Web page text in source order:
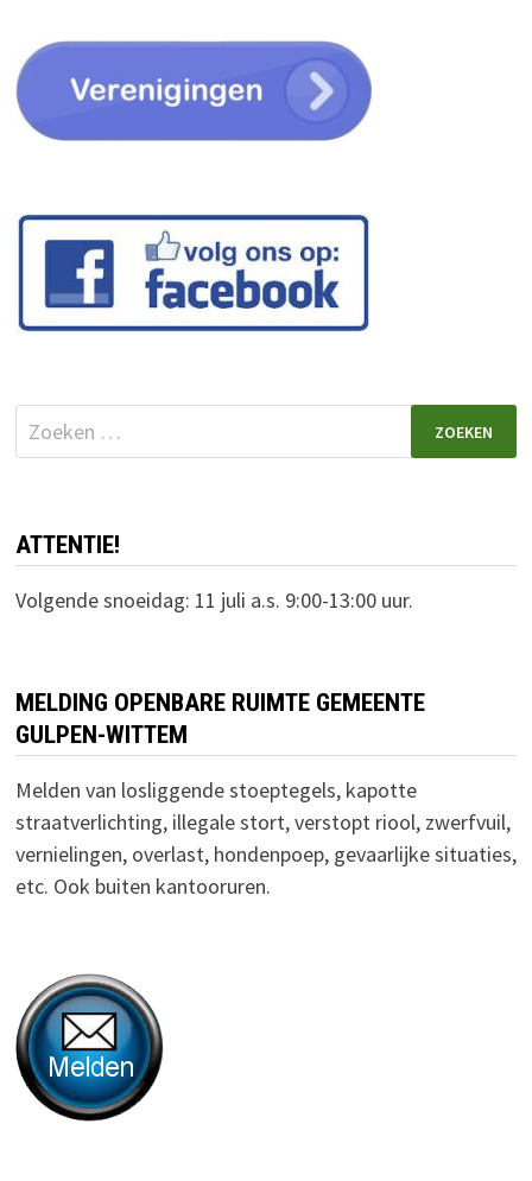
Zoeken
naar:
ATTENTIE!
Volgende snoeidag: 11 juli a.s. 9:00-13:00 uur.
MELDING OPENBARE RUIMTE GEMEENTE
GULPEN-WITTEM
Melden van losliggende stoeptegels, kapotte
straatverlichting, illegale stort, verstopt riool, zwerfvuil,
vernielingen, overlast, hondenpoep, gevaarlijke situaties,
etc. Ook buiten kantooruren.